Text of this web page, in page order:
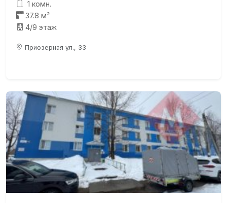
1 комн.
37.8 м²
4/9 этаж
Приозерная ул., 33